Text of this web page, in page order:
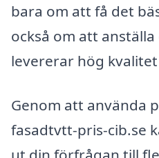
bara om att få det
också om att
levererar hög
Genom att använda
fasadtvtt-pris-cib.se